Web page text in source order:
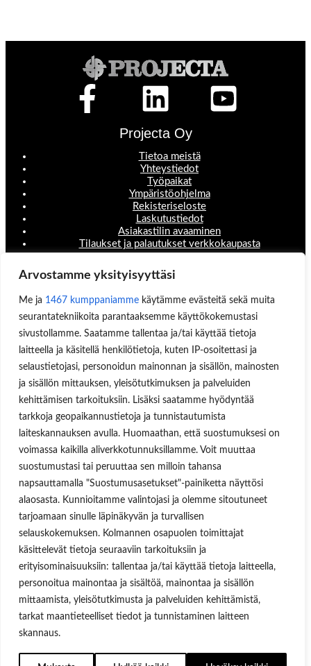
Arvostamme yksityisyyttäsi
Me ja 1467 kumppaniamme käytämme evästeitä sekä muita
seurantatekniikoita parantaaksemme käyttökokemustasi
sivustollamme. Saatamme tallentaa ja/tai käyttää tietoja
laitteella ja käsitellä henkilötietoja, kuten IP-osoitettasi ja
selaustietojasi, personoidun mainonnan ja sisällön, mainosten
ja sisällön mittauksen, yleisötutkimuksen ja palveluiden
kehittämisen tarkoituksiin. Lisäksi saatamme hyödyntää
tarkkoja geopaikannustietoja ja tunnistautumista
laiteskannauksen avulla. Huomaathan, että suostumuksesi on
voimassa kaikilla aliverkkotunnuksillamme. Voit muuttaa
suostumustasi tai peruuttaa sen milloin tahansa
napsauttamalla "Suostumusasetukset"-painiketta näyttösi
alaosasta. Kunnioitamme valintojasi ja olemme sitoutuneet
tarjoamaan sinulle läpinäkyvän ja turvallisen
selauskokemuksen. Kolmannen osapuolen toimittajat
käsittelevät tietoja seuraaviin tarkoituksiin ja
erityisominaisuuksiin: tallentaa ja/tai käyttää tietoja laitteella,
personoitua mainontaa ja sisältöä, mainontaa ja sisällön
mittaamista, yleisötutkimusta ja palveluiden kehittämistä,
tarkat maantieteelliset tiedot ja tunnistaminen laitteen
skannaus.
Projecta Oy
Tietoa meistä
Yhteystiedot
Työpaikat
Ympäristöohjelma
Rekisteriseloste
Laskutustiedot
Asiakastilin avaaminen
Tilaukset ja palautukset verkkokaupasta
Valikko
Teollisuustuotteet
Hinnastot & esitteet
Huoltopalvelut
Uutisblogi
Hae sivuilta
Aukioloajat
Ma-Pe 8:00-16.00
OSOITE
Lukkosepänkatu 14, 20320 Turku
Käyttäjätunnus tai sähköpostiosoite
Salasana
Muista minut
Lost your password?